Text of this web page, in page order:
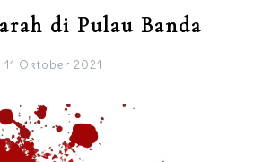
di Pulau Banda
11 Oktober 2021